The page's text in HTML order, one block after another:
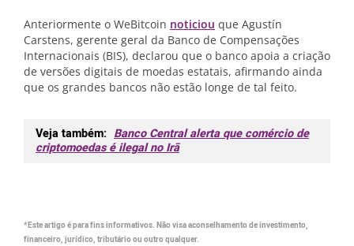
Anteriormente o WeBitcoin noticiou que Agustín
Carstens, gerente geral da Banco de Compensações
Internacionais (BIS), declarou que o banco apoia a criação
de versões digitais de moedas estatais, afirmando ainda
que os grandes bancos não estão longe de tal feito.
Veja também: Banco Central alerta que comércio de
criptomoedas é ilegal no Irã
*Este artigo é para fins informativos. Não visa aconselhamento de investimento,
financeiro, jurídico, tributário ou outro qualquer.